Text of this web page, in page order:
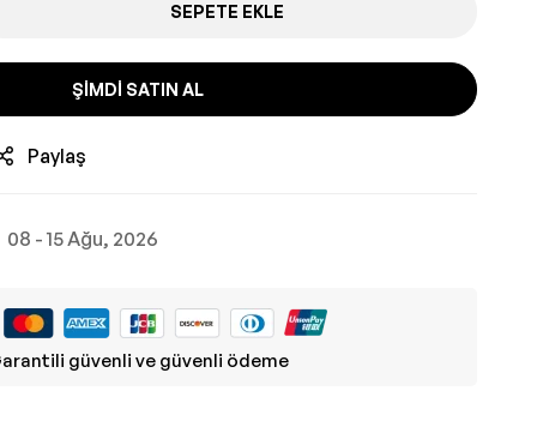
SEPETE EKLE
ŞIMDI SATIN AL
Paylaş
08 - 15 Ağu, 2026
güvenli ve güvenli ödeme